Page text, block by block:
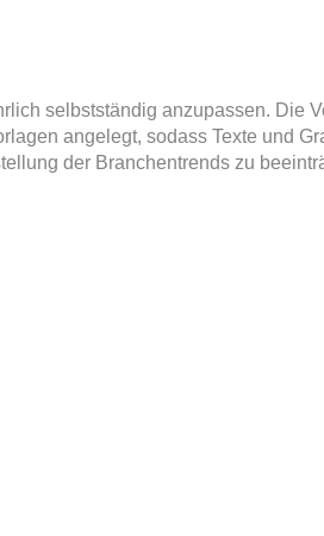
selbstständig anzupassen. Die
angelegt, sodass Texte und
der Branchentrends zu